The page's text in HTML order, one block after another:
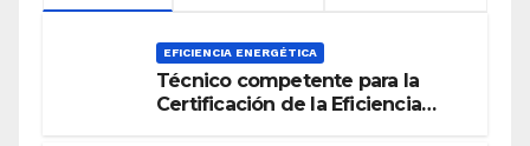
EFICIENCIA ENERGÉTICA
Técnico competente para la
Certificación de la Eficiencia